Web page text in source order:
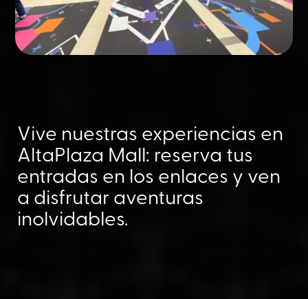
Vive nuestras experiencias en
AltaPlaza Mall: reserva tus
entradas en los enlaces y ven
a disfrutar aventuras
inolvidables.